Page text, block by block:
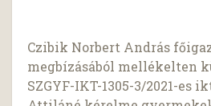
Czibik Norbert András
megbízásából mellékelten
SZGYF-IKT-1305-3/2021-es